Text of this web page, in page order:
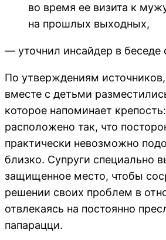
во время ее визита к
на прошлых выходных,
— уточнил инсайдер в беседе
По утверждениям
вместе с детьми
которое напоминает
расположено так, что
практически невозможно
близко. Супруги специально
защищенное место, чтобы
решении своих проблем в
отвлекаясь на постоянно
папарацци.